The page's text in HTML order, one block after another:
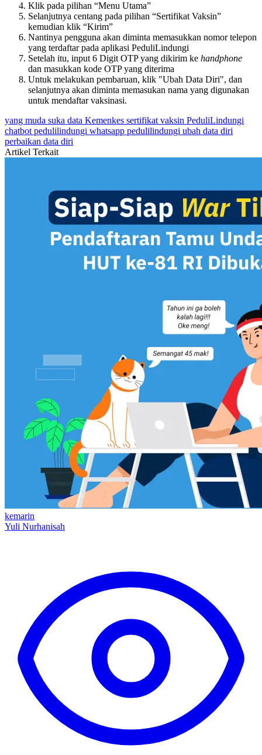
Klik pada pilihan “Menu Utama”
Selanjutnya centang pada pilihan “Sertifikat Vaksin”
kemudian klik “Kirim”
Nantinya pengguna akan diminta memasukkan nomor telepon
yang terdaftar pada aplikasi PeduliLindungi
Setelah itu, input 6 Digit OTP yang dikirim ke handphone
dan masukkan kode OTP yang diterima
Untuk melakukan pembaruan, klik "Ubah Data Diri", dan
selanjutnya akan diminta memasukan nama yang digunakan
untuk mendaftar vaksinasi.
yang muda suka data Kemenkes sertifikat vaksin PeduliLindungi
chatbot pedulilindungi whatsapp pedulilindungi ubah data diri
perbaikan data diri
Artikel Terkait
kemarin
Yuli Nurhanisah